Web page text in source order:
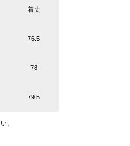
着丈
76.5
78
79.5
。